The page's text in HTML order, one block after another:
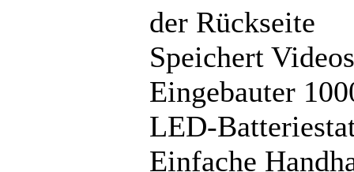
der Rückseite
Speichert
Eingebauter
LED-
Einfache